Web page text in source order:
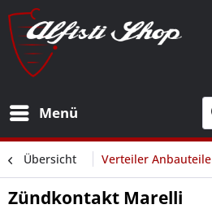
Menü
Übersicht Verteiler Anbauteile
Zündkontakt Marelli